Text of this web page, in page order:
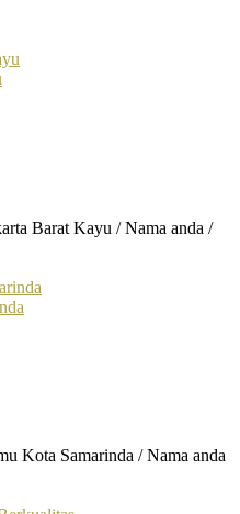
Barat Kayu / Nama anda /
Kota Samarinda / Nama anda